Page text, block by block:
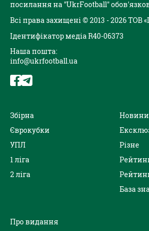
посилання на "UkrFootball"
Всі права захищені © 2013 - 2026 ТОВ
Ідентифікатор медіа R40-06373
Наша пошта:
info@ukrfootball.ua
Збірна
Єврокубки
УПЛ
1 ліга
2 ліга
Новини
Різне
База
Про видання